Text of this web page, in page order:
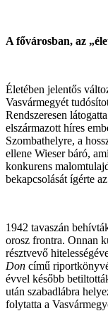
A fővárosban, az
Életében jelentős
Vasvármegyét
Rendszeresen
elszármazott híres
Szombathelyre, a
ellene Wieser báró,
konkurens
bekapcsolását ígérte
1942 tavaszán
orosz frontra. Onnan
résztvevő
Don című
évvel később
után szabadlábra
folytatta a